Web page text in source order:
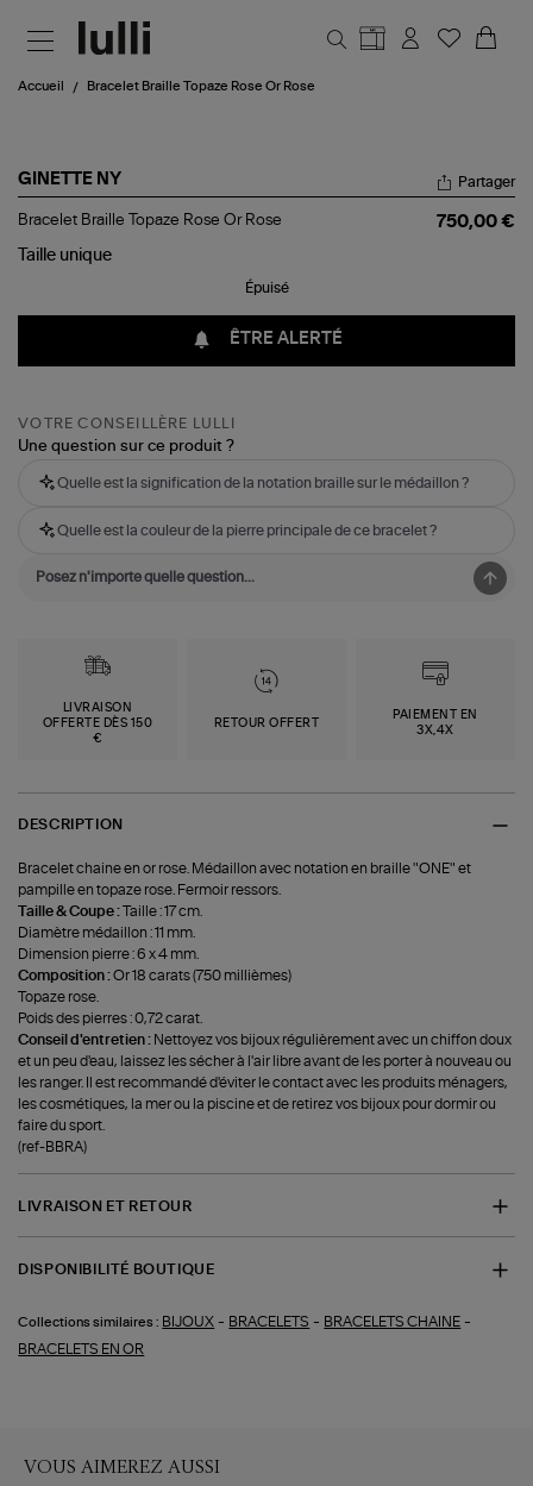
Accueil Bracelet Braille Topaze Rose Or Rose
GINETTE NY
Bracelet
Topaze
Partager
Bracelet Braille Topaze Rose Or Rose
750,00 €
Taille unique
Épuisé
ÊTRE ALERTÉ
VOTRE CONSEILLÈRE LULLI
Une question sur ce produit ?
Quelle est la signification de la notation braille sur le médaillon ?
Quelle est la couleur de la pierre principale de ce bracelet ?
LIVRAISON
OFFERTE DÈS 150
€
RETOUR OFFERT
PAIEMENT EN
3X,4X
DESCRIPTION
Bracelet chaine en or rose. Médaillon avec notation en braille "ONE" et
pampille en topaze rose. Fermoir ressors.
Taille & Coupe :Taille : 17 cm.
Diamètre médaillon : 11 mm.
Dimension pierre : 6 x 4 mm.
Composition :Or 18 carats (750 millièmes)
Topaze rose.
Poids des pierres : 0,72 carat.
Conseil d'entretien : Nettoyez vos bijoux régulièrement avec un chiffon doux
et un peu d'eau, laissez les sécher à l'air libre avant de les porter à nouveau ou
les ranger. Il est recommandé d'éviter le contact avec les produits ménagers,
les cosmétiques, la mer ou la piscine et de retirez vos bijoux pour dormir ou
faire du sport.
(ref-BBRA)
LIVRAISON ET RETOUR
DISPONIBILITÉ BOUTIQUE
Collections similaires : BIJOUX - BRACELETS - BRACELETS CHAINE -
BRACELETS EN OR
VOUS AIMEREZ AUSSI